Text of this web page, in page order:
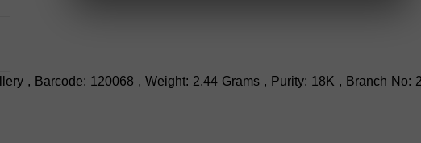
, Barcode: 120068 , Weight: 2.44 Grams , Purity: 18K , Branch No: